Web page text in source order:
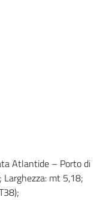
Atlantide – Porto di
Larghezza: mt 5,18;